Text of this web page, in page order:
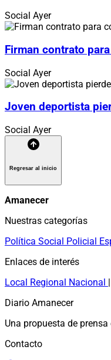
Social Ayer
Firman contrato
Social Ayer
Joven deportista
Social Ayer
Regresar al inicio
Amanecer
Nuestras categorías
Política Social Policial
Enlaces de interés
Local Regional Nacional |
Diario Amanecer
Una propuesta de
Contacto